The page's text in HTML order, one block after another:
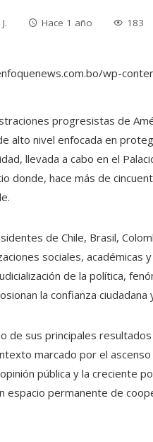
Hace 1 año 183
progresistas de
alto nivel enfocada en
llevada a cabo en el
donde, hace más de
de Chile, Brasil,
sociales, académicas
de la política,
la confianza
de sus principales
marcado por el
pública y la creciente
espacio permanente de